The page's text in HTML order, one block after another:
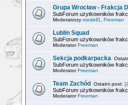
Grupa Wrocław - Frakcja
SubForum użytkowników
Moderatorzy modell1 Freeman
Lublin Squad
SubForum użytkowników
ModeratorFreeman
Sekcja podkarpacka
SubForum użytkowników
ModeratorFreeman
Team Zachód Ostatni post:
SubForum użytkowników
ModeratorFreeman